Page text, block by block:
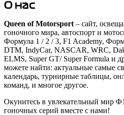
О нас
Queen of Motorsport – сайт,
гоночного мира, автоспорт и
Формула 1 / 2 / 3, F1 Academy,
DTM, IndyCar, NASCAR, WRC,
ELMS, Super GT/ Super Formula и
можете найти: актуальные самые
календарь, турнирные таблицы,
команд, и многое другое.
Окунитесь в увлекательный мир
гоночных серий вместе с нами!